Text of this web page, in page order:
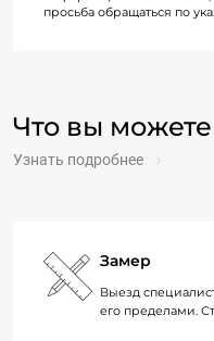
просьба обращаться по
Что вы
Узнать подробнее
Замер
Выезд
его пределами.